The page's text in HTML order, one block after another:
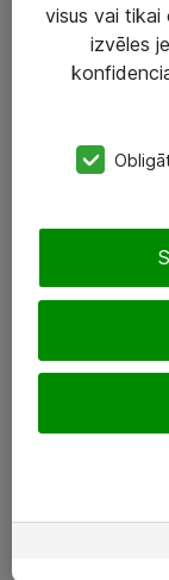
IT infrastruktūra
Darba vietu IT
SIA „ATEA”
+(371) 67 81
Sekojiet
visus vai tikai
izvēles